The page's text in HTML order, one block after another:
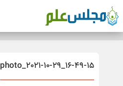
photo_2021-10-29_16-49-15